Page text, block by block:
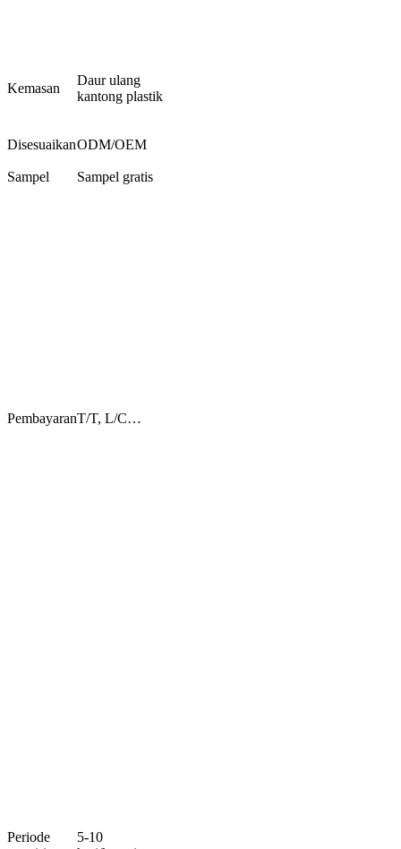
Kemasan
Daur ulang
kantong plastik
DisesuaikanODM/OEM
Sampel Sampel gratis
PembayaranT/T, L/C…
Periode
5-10